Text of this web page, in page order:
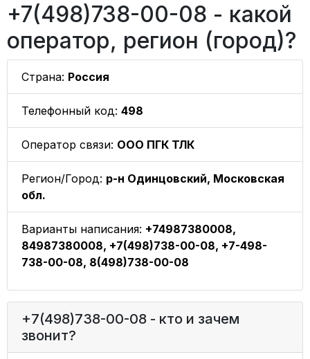
+7(498)738-00-08 - какой
оператор, регион (город)?
Страна: Россия
Телефонный код: 498
Оператор связи: ООО ПГК ТЛК
Регион/Город: р-н Одинцовский, Московская
обл.
Варианты написания: +74987380008,
84987380008, +7(498)738-00-08, +7-498-
738-00-08, 8(498)738-00-08
+7(498)738-00-08 - кто и зачем
звонит?